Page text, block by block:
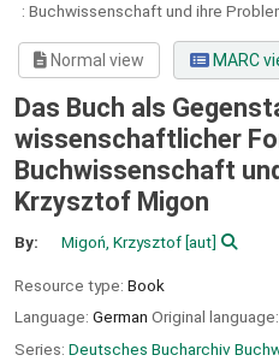
: Buchwissenschaft und ihre
Normal view MARC
Das Buch als
wissenschaftlicher
Buchwissenschaft
Krzysztof Migon
By: Migoń, Krzysztof[aut]
Resource type: Book
Language: German Original language:
Series: Deutsches Bucharchiv